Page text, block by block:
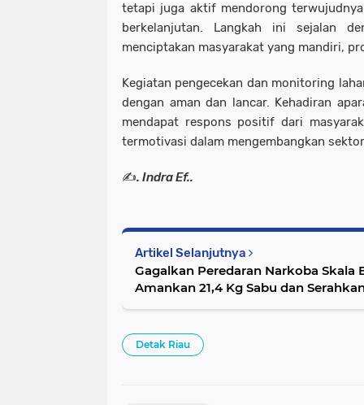
tetapi juga aktif mendorong
berkelanjutan. Langkah ini sejalan
menciptakan masyarakat yang mandiri,
Kegiatan pengecekan dan monitoring
dengan aman dan lancar. Kehadiran
mendapat respons positif dari
termotivasi dalam mengembangkan
✍️. Indra Ef..
Artikel Selanjutnya
Gagalkan Peredaran Narkoba Skala
Amankan 21,4 Kg Sabu dan
Detak Riau